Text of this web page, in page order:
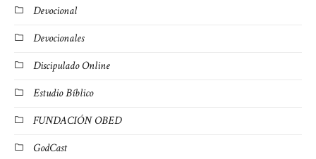
Devocional
Devocionales
Discipulado Online
Estudio Bíblico
FUNDACIÓN OBED
GodCast